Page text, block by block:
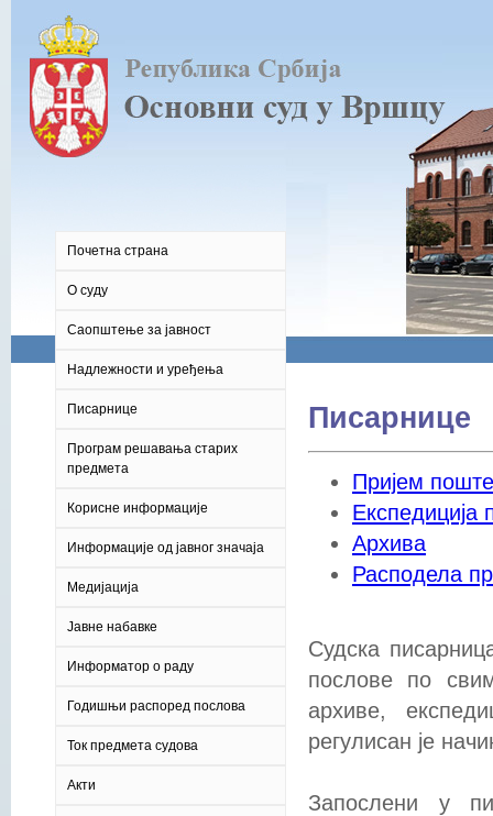
Почетна страна
О суду
Саопштење за јавност
Надлежности и уређења
Писарнице
Програм решавања старих
предмета
Корисне информације
Информације од јавног значаја
Медијација
Јавне набавке
Информатор о раду
Годишњи распоред послова
Ток предмета судова
Акти
Писарнице
Пријем поште
Aрхива
Расподела
Судска
послове по
архиве,
регулисан је
Запослени у